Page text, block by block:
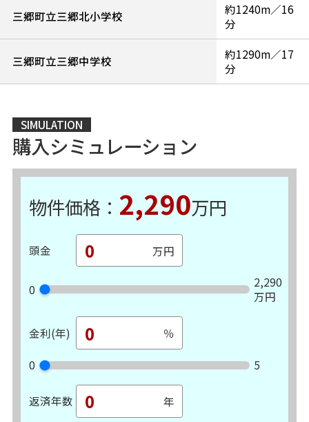
三郷町立三郷北小学校
約1240m／16
分
三郷町立三郷中学校
約1290m／17
分
SIMULATION
購入シミュレーション
物件価格： 2,290万円
頭金
0
2,290
万円
金利(年)
0 5
返済年数